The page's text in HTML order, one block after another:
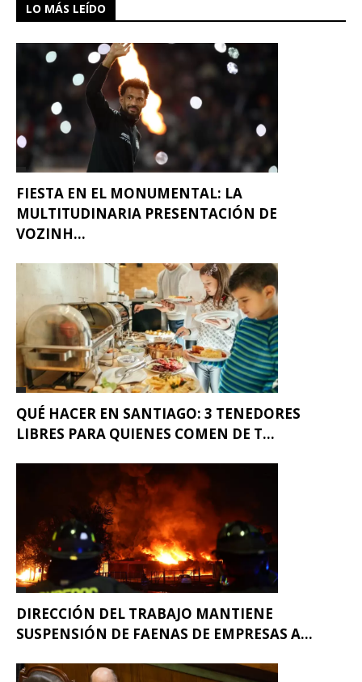
LO MÁS LEÍDO
FIESTA EN EL MONUMENTAL: LA
MULTITUDINARIA PRESENTACIÓN DE
VOZINH...
QUÉ HACER EN SANTIAGO: 3 TENEDORES
LIBRES PARA QUIENES COMEN DE T...
DIRECCIÓN DEL TRABAJO MANTIENE
SUSPENSIÓN DE FAENAS DE EMPRESAS A...